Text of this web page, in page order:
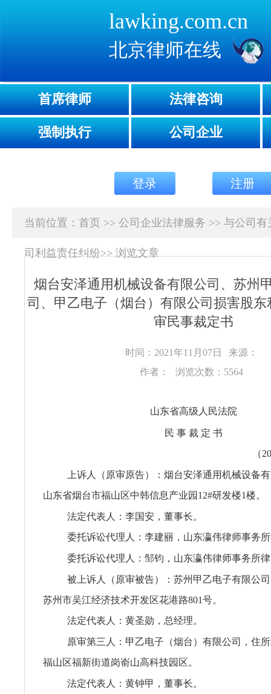
lawking.com.cn
北京律师在线
首席律师 法律咨询
强制执行 公司企业
登录 注册
当前位置： 首页 >> 公司企业法律服务 >> 与公司有
司利益责任纠纷>>浏览文章
烟台安泽通用机械设备有限公司、苏州
司、甲乙电子（烟台）有限公司损害股
审民事裁定书
时间：2021年11月07日
来源：
作者：
浏览次数：5564
山东省高级人民法院
民 事 裁 定 书
（
上诉人（原审原告）：烟台安泽通用机械设备
山东省烟台市福山区中韩信息产业园12#研发楼1楼。
法定代表人：李国安，董事长。
委托诉讼代理人：李建丽，山东瀛伟律师事务
委托诉讼代理人：邹钧，山东瀛伟律师事务所
被上诉人（原审被告）：苏州甲乙电子有限公
苏州市吴江经济技术开发区花港路801号。
法定代表人：黄圣勋，总经理。
原审第三人：甲乙电子（烟台）有限公司，住
福山区福新街道岗嵛山高科技园区。
法定代表人：黄钟甲，董事长。